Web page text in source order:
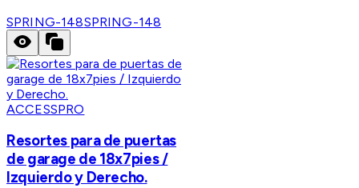
SPRING-148SPRING-148
ACCESSPRO
Resortes para de puertas
de garage de 18x7pies /
Izquierdo y Derecho.